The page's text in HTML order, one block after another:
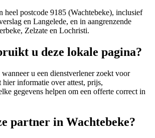
heel postcode 9185 (Wachtebeke), inclusief
en Langelede, en in aangrenzende
Zelzate en Lochristi.
u deze lokale pagina?
u een dienstverlener zoekt voor
informatie over attest, prijs,
gegevens helpen om een offerte correct in
partner in Wachtebeke?